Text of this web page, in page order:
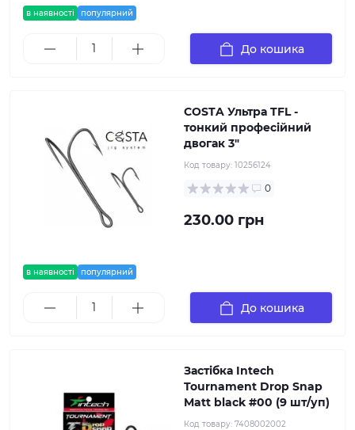
в наявності популярний
До кошика
в наявності популярний
COSTA Ультра TFL -
тонкий професійний
двогак 3"
Код товару: 10256124
0
230.00 грн
До кошика
Застібка Intech
Tournament Drop Snap
Matt black #00 (9 шт/уп)
Код товару: 7408002002